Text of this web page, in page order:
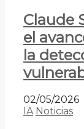
Claude
el
la
02/05/2026
IA Noticias